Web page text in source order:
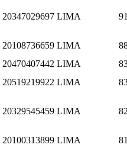
20347029697 LIMA
20108736659 LIMA
20470407442 LIMA
20519219922 LIMA
20329545459 LIMA
20100313899 LIMA